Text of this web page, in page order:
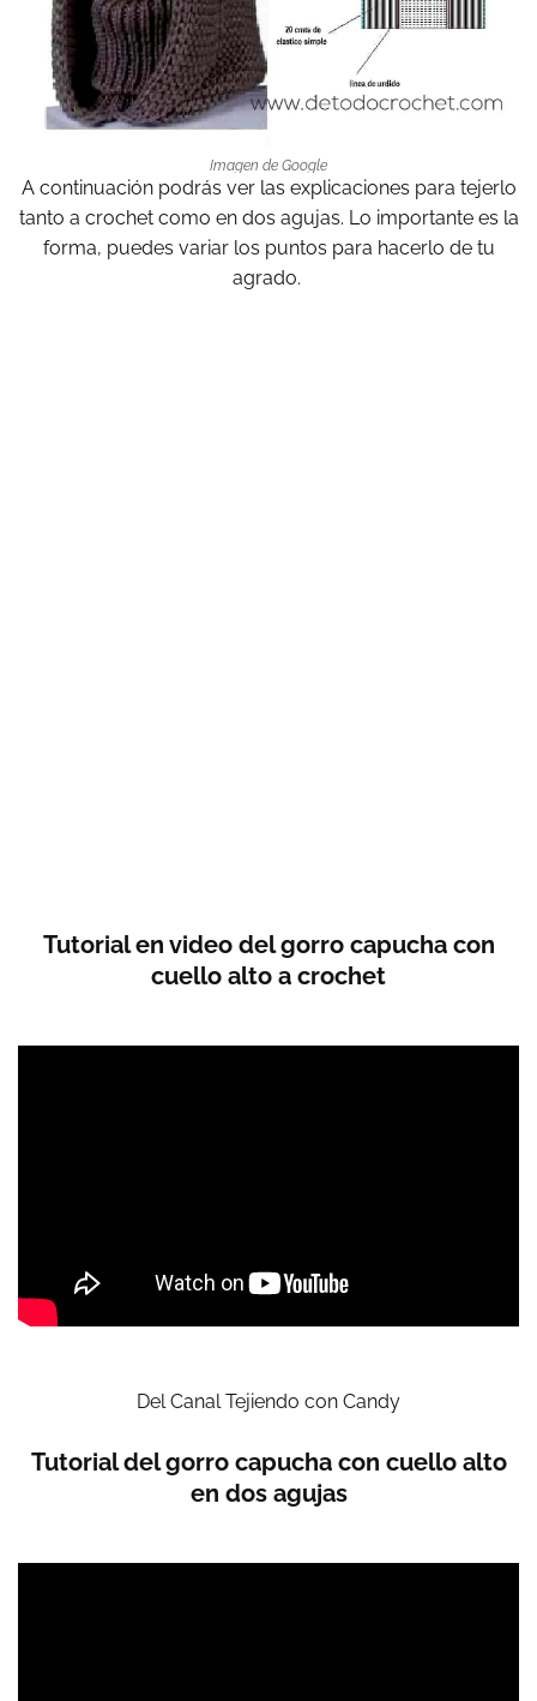
Imagen de Google
A continuación podrás ver las explicaciones para tejerlo
tanto a crochet como en dos agujas. Lo importante es la
forma, puedes variar los puntos para hacerlo de tu
agrado.
Tutorial en video del gorro capucha con
cuello alto a crochet
Del Canal Tejiendo con Candy
Tutorial del gorro capucha con cuello alto
en dos agujas